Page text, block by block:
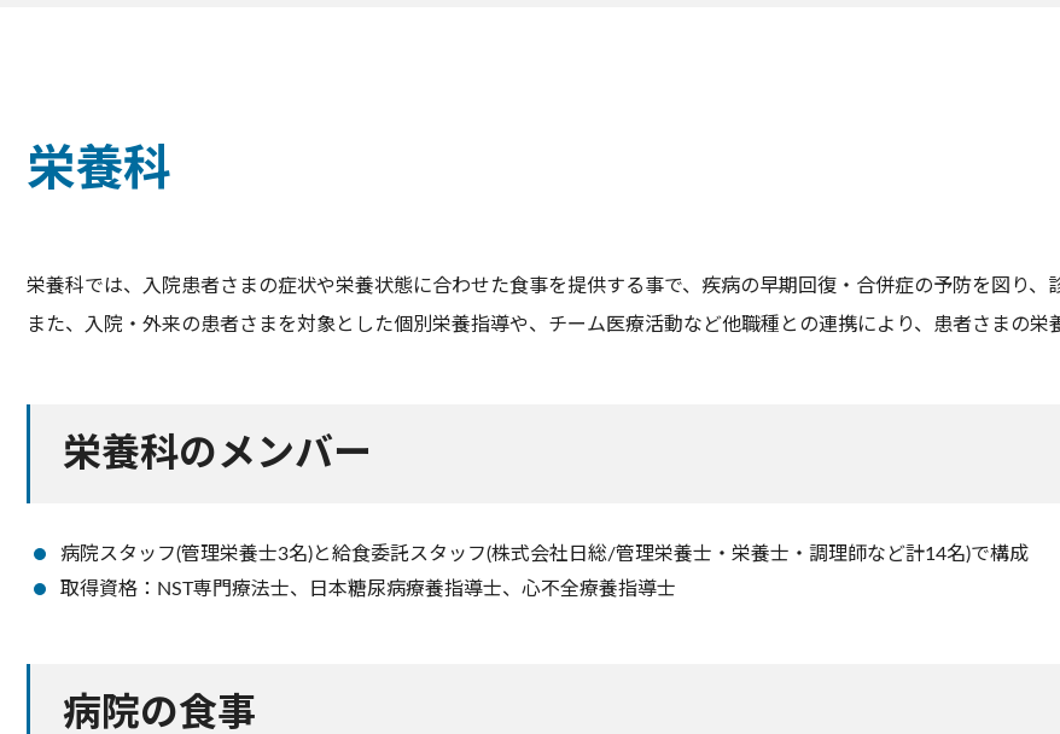
栄養科
栄養科では、入院患者さまの症状や栄養状態に合わせた食事を提供する事で、疾病の早期回復・合併症の予防を図り、
また、入院・外来の患者さまを対象とした個別栄養指導や、チーム医療活動など他職種との連携により、患者さまの栄
栄養科のメンバー
病院スタッフ(管理栄養士3名)と給食委託スタッフ(株式会社日総/管理栄養士・栄養士・調理師など計14名)で構成
取得資格：NST専門療法士、日本糖尿病療養指導士、心不全療養指導士
病院の食事